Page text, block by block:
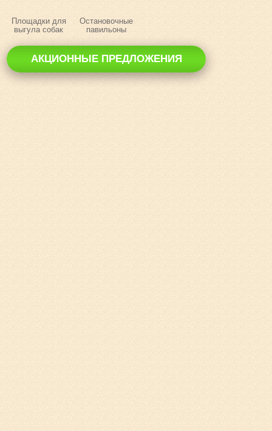
Площадки для
выгула собак
Остановочные
павильоны
АКЦИОННЫЕ ПРЕДЛОЖЕНИЯ